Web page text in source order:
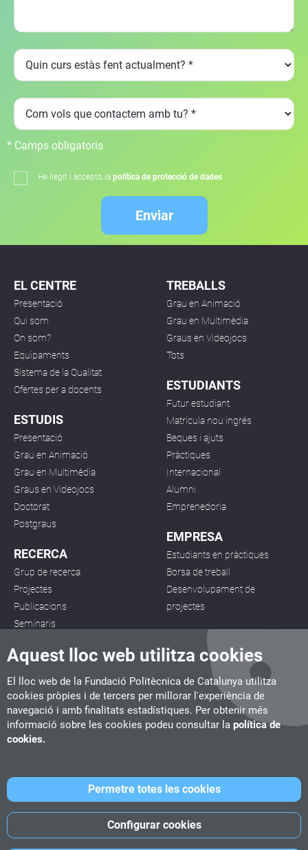
Aquest lloc web utilitza cookies
El lloc web de la Fundació Politècnica de Catalunya utilitza
cookies pròpies i de tercers per millorar l'experiència de
navegació i amb finalitats estadístiques. Per obtenir més
informació sobre les cookies podeu consultar la política de
cookies.
Configurar cookies
Permetre totes les cookies
* Camps obligatoris
He llegit i accepto la política de protecció de dades
Enviar
EL CENTRE
Presentació
Qui som
On som?
Equipaments
Sistema de la Qualitat
Ofertes per a docents
ESTUDIS
Presentació
Grau en Animació
Grau en Multimèdia
Graus en Videojocs
Doctorat
Postgraus
RECERCA
Grup de recerca
Projectes
Publicacions
Seminaris
TREBALLS
Grau en Animació
Grau en Multimèdia
Graus en Videojocs
Tots
ESTUDIANTS
Futur estudiant
Matrícula nou ingrés
Beques i ajuts
Pràctiques
Internacional
Alumni
Emprenedoria
EMPRESA
Estudiants en pràctiques
Borsa de treball
Desenvolupament de
projectes
CITM
C/ de la Igualtat, 33, 08222 Terrassa
UPC School
©Fundació Politècnica de Catalunya-Avís legal-Política de